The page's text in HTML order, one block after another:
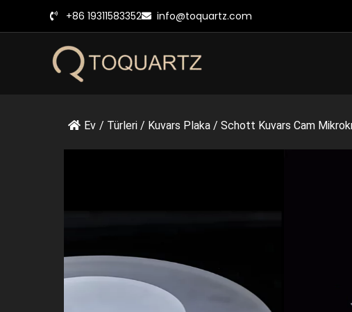
+86 19311583352 info@toquartz.com
Ev / Türleri / Kuvars Plaka / Schott Kuvars Cam